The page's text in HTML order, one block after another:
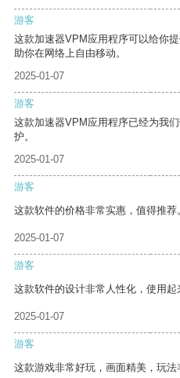
游客
这款加速器VPM应用程序可以给你
助你在网络上自由移动。
2025-01-07
游客
这款加速器VPM应用程序已经为我
护。
2025-01-07
游客
这款软件的价格非常实惠，值得推荐
2025-01-07
游客
这款软件的设计非常人性化，使用起
2025-01-07
游客
这款游戏非常好玩，画面精美，玩法